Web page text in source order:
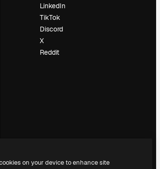
LinkedIn
TikTok
Discord
X
Reddit
on your device to enhance site